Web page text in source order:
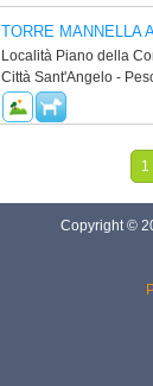
TORRE MANNELLA
Località Piano della
Città Sant'Angelo -
1
Copyright ©